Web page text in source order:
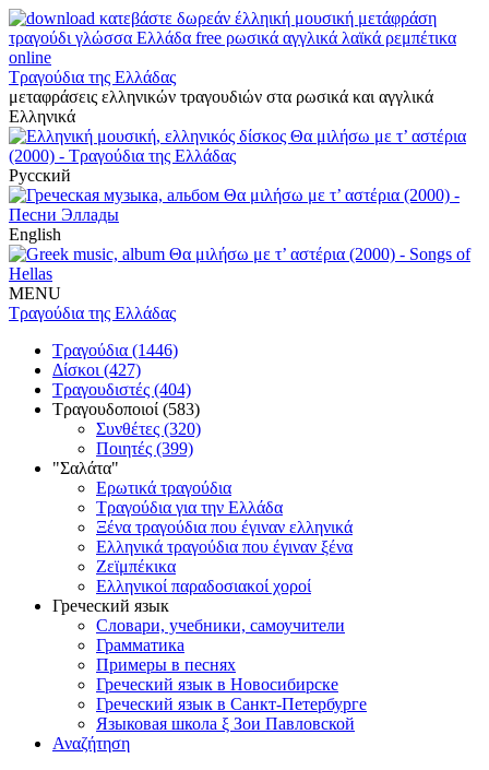
Τραγούδια της Ελλάδας
μεταφράσεις ελληνικών τραγουδιών στα ρωσικά και αγγλικά
Ελληνικά
Русский
English
MENU
Τραγούδια της Ελλάδας
Τραγούδια (1446)
Δίσκοι (427)
Τραγουδιστές (404)
Τραγουδοποιοί (583)
Συνθέτες (320)
Ποιητές (399)
"Σαλάτα"
Ερωτικά τραγούδια
Τραγούδια για την Ελλάδα
Ξένα τραγούδια που έγιναν ελληνικά
Ελληνικά τραγούδια που έγιναν ξένα
Ζεϊμπέκικα
Ελληνικοί παραδοσιακοί χοροί
Греческий язык
Словари, учебники, самоучители
Грамматика
Примеры в песнях
Греческий язык в Новосибирске
Греческий язык в Санкт-Петербурге
Языковая школа ξ Зои Павловской
Αναζήτηση